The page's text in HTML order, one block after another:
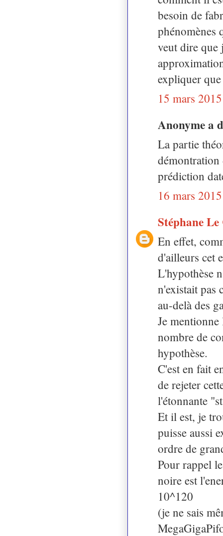
besoin de
phénomènes
veut dire que
expliquer
15 mars
Anonyme a
La partie
prédiction
16 mars
Stéphane
En effet,
d'ailleurs cet
L'hypothèse
n'existait pas
au-delà des
Je
nombre de
hypothèse.
C'est en fait
de rejeter
l'étonnante
Et il est, je
puisse aussi
ordre de
Pour rappel
noire est
10^120
(je ne sais